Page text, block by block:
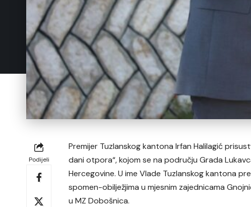
Podijeli
Premijer Tuzlanskog kantona Irfan Halilagić
dani otpora“, kojom se na području Grada
Hercegovine. U ime Vlade Tuzlanskog kantona
spomen-obilježjima u mjesnim zajednicama
u MZ Dobošnica.